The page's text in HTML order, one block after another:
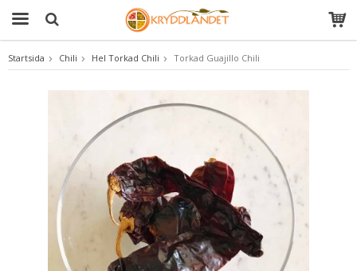
Produkten har blivit tillagd i varukorgen
Startsida Chili Hel Torkad Chili Torkad Guajillo Chili